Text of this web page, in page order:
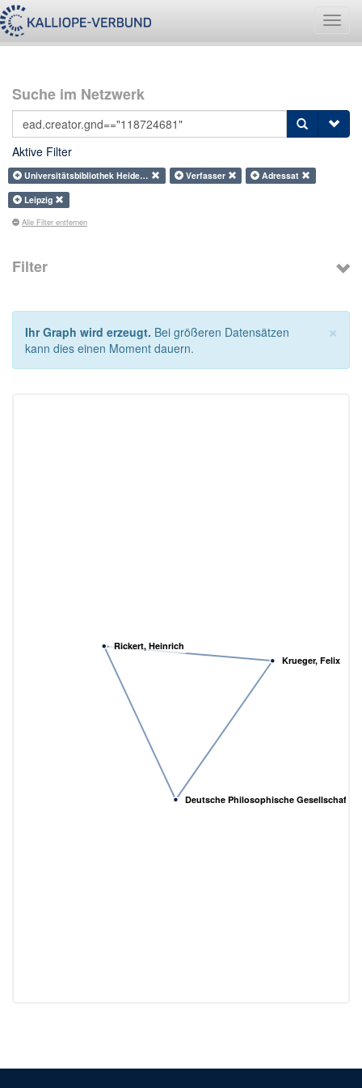
Suche im Netzwerk
Aktive Filter
Universitätsbibliothek Heide… Verfasser
Adressat
Leipzig
Alle Filter entfernen
Filter
×
Ihr Graph wird erzeugt. Bei größeren Datensätzen
kann dies einen Moment dauern.
Deutsche Philosophische Gesellschaft
Rickert, Heinrich
Krueger, Felix